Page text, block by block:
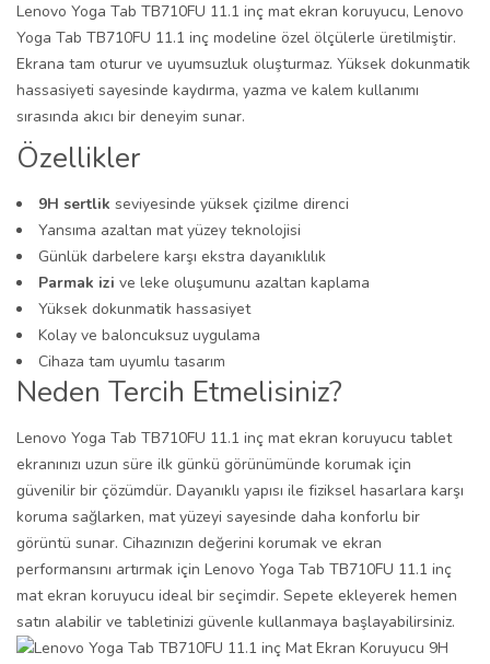
Lenovo Yoga Tab TB710FU 11.1 inç mat ekran koruyucu, Lenovo
Yoga Tab TB710FU 11.1 inç modeline özel ölçülerle üretilmiştir.
Ekrana tam oturur ve uyumsuzluk oluşturmaz. Yüksek dokunmatik
hassasiyeti sayesinde kaydırma, yazma ve kalem kullanımı
sırasında akıcı bir deneyim sunar.
Özellikler
9H sertlik seviyesinde yüksek çizilme direnci
Yansıma azaltan mat yüzey teknolojisi
Günlük darbelere karşı ekstra dayanıklılık
Parmak izi ve leke oluşumunu azaltan kaplama
Yüksek dokunmatik hassasiyet
Kolay ve baloncuksuz uygulama
Cihaza tam uyumlu tasarım
Neden Tercih Etmelisiniz?
Lenovo Yoga Tab TB710FU 11.1 inç mat ekran koruyucu tablet
ekranınızı uzun süre ilk günkü görünümünde korumak için
güvenilir bir çözümdür. Dayanıklı yapısı ile fiziksel hasarlara karşı
koruma sağlarken, mat yüzeyi sayesinde daha konforlu bir
görüntü sunar. Cihazınızın değerini korumak ve ekran
performansını artırmak için Lenovo Yoga Tab TB710FU 11.1 inç
mat ekran koruyucu ideal bir seçimdir. Sepete ekleyerek hemen
satın alabilir ve tabletinizi güvenle kullanmaya başlayabilirsiniz.